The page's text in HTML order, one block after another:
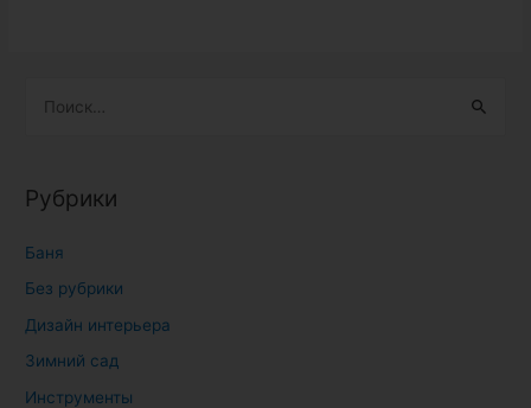
т
:
Рубрики
Баня
Без рубрики
Дизайн интерьера
Зимний сад
Инструменты